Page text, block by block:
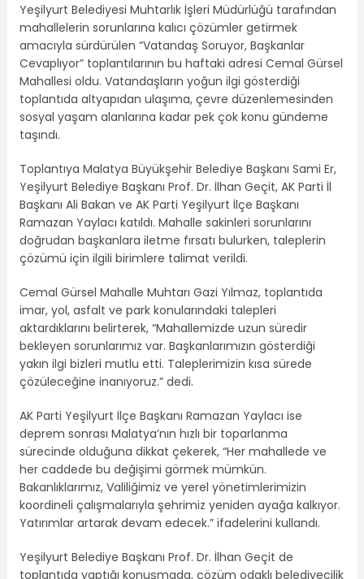
Yeşilyurt Belediyesi Muhtarlık İşleri Müdürlüğü tarafından
mahallelerin sorunlarına kalıcı çözümler getirmek
amacıyla sürdürülen “Vatandaş Soruyor, Başkanlar
Cevaplıyor” toplantılarının bu haftaki adresi Cemal Gürsel
Mahallesi oldu. Vatandaşların yoğun ilgi gösterdiği
toplantıda altyapıdan ulaşıma, çevre düzenlemesinden
sosyal yaşam alanlarına kadar pek çok konu gündeme
taşındı.
Toplantıya Malatya Büyükşehir Belediye Başkanı Sami Er,
Yeşilyurt Belediye Başkanı Prof. Dr. İlhan Geçit, AK Parti İl
Başkanı Ali Bakan ve AK Parti Yeşilyurt İlçe Başkanı
Ramazan Yaylacı katıldı. Mahalle sakinleri sorunlarını
doğrudan başkanlara iletme fırsatı bulurken, taleplerin
çözümü için ilgili birimlere talimat verildi.
Cemal Gürsel Mahalle Muhtarı Gazi Yılmaz, toplantıda
imar, yol, asfalt ve park konularındaki talepleri
aktardıklarını belirterek, “Mahallemizde uzun süredir
bekleyen sorunlarımız var. Başkanlarımızın gösterdiği
yakın ilgi bizleri mutlu etti. Taleplerimizin kısa sürede
çözüleceğine inanıyoruz.” dedi.
AK Parti Yeşilyurt İlçe Başkanı Ramazan Yaylacı ise
deprem sonrası Malatya’nın hızlı bir toparlanma
sürecinde olduğuna dikkat çekerek, “Her mahallede ve
her caddede bu değişimi görmek mümkün.
Bakanlıklarımız, Valiliğimiz ve yerel yönetimlerimizin
koordineli çalışmalarıyla şehrimiz yeniden ayağa kalkıyor.
Yatırımlar artarak devam edecek.” ifadelerini kullandı.
Yeşilyurt Belediye Başkanı Prof. Dr. İlhan Geçit de
toplantıda yaptığı konuşmada, çözüm odaklı belediyecilik